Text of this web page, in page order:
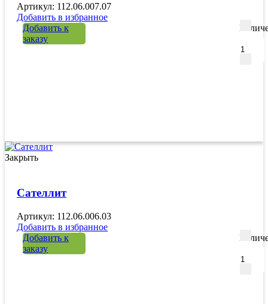
Артикул: 112.06.007.07
Добавить в избранное
Добавить к
заказу
Закрыть
Сателлит
Артикул: 112.06.006.03
Добавить в избранное
Добавить к
заказу